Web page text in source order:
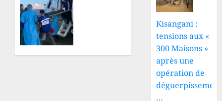
Kisangani :
tensions aux «
300 Maisons »
après une
opération de
…